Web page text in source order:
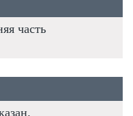
часть